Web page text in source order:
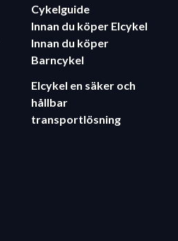
Cykelguide
Innan du köper Elcykel
Innan du köper
Barncykel
Elcykel en säker och
hållbar
transportlösning